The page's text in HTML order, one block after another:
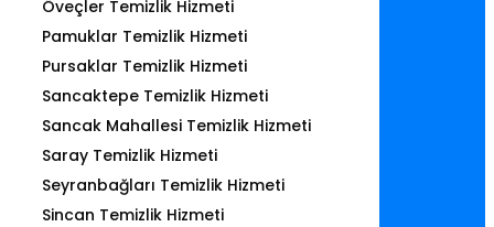
Öveçler Temizlik Hizmeti
Pamuklar Temizlik Hizmeti
Pursaklar Temizlik Hizmeti
Sancaktepe Temizlik Hizmeti
Sancak Mahallesi Temizlik Hizmeti
Saray Temizlik Hizmeti
Seyranbağları Temizlik Hizmeti
Sincan Temizlik Hizmeti